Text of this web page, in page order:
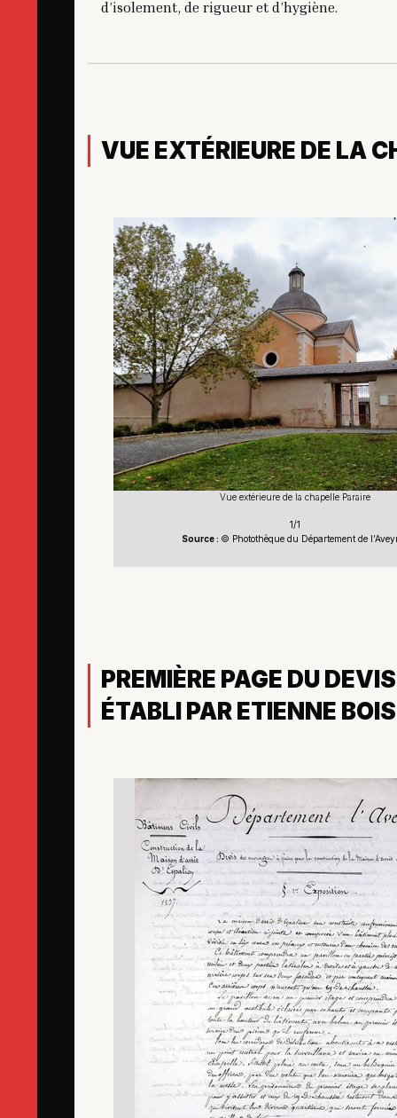
d’isolement, de rigueur et d’hygiène.
VUE EXTÉRIEURE DE LA
Vue extérieure de la chapelle Paraire
1/1
Source : © Photothèque du Département de
PREMIÈRE PAGE DU
ÉTABLI PAR ETIENNE